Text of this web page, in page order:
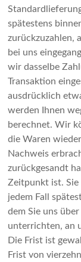
spätestens
zurückzuzahlen,
bei uns
wir dasselbe
Transaktion
ausdrücklich
werden Ihnen
berechnet. Wir
die Waren
Nachweis
zurückgesandt
Zeitpunkt ist. Sie
jedem Fall
dem Sie uns
unterrichten, an
Die Frist ist
Frist von